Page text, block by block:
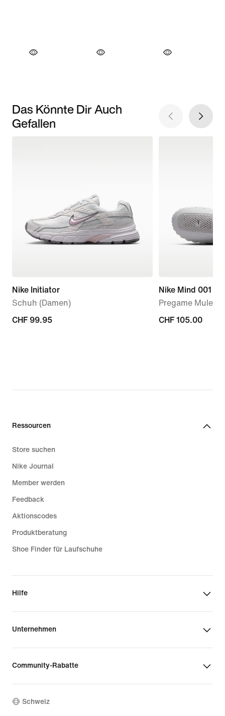
Das Könnte Dir Auch
Gefallen
Nike Initiator
Schuh (Damen)
CHF 99.95
CHF 99.95
Nike Mind 001
Pregame Mule
CHF 105.00
CHF 105.00
Ressourcen
Store suchen
Nike Journal
Member werden
Feedback
Aktionscodes
Produktberatung
Shoe Finder für Laufschuhe
Hilfe
Unternehmen
Community-Rabatte
Schweiz